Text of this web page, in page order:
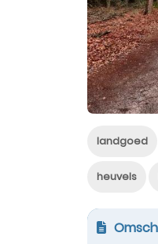
landgoed
heuvels